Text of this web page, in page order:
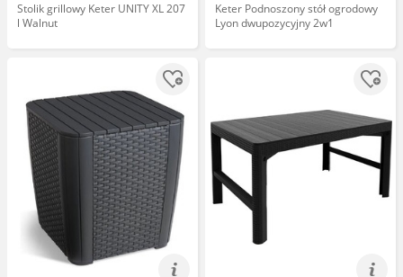
Stolik grillowy Keter UNITY XL 207
l Walnut
Keter Podnoszony stół ogrodowy
Lyon dwupozycyjny 2w1